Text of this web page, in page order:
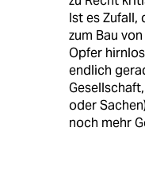
Ist es Zufall,
zum Bau
Opfer
endlich
oder
noch mehr